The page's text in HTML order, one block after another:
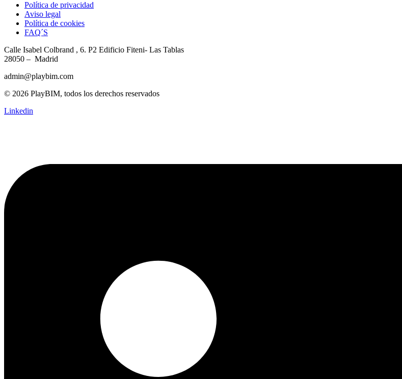
Política de privacidad
Aviso legal
Política de cookies
FAQ´S
Calle Isabel Colbrand , 6. P2 Edificio Fiteni- Las Tablas
28050 – Madrid
admin@playbim.com
© 2026 PlayBIM, todos los derechos reservados
Linkedin